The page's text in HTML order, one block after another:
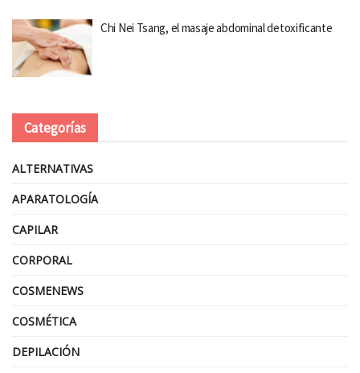
Chi Nei Tsang, el masaje abdominal detoxificante
Categorías
ALTERNATIVAS
APARATOLOGÍA
CAPILAR
CORPORAL
COSMENEWS
COSMÉTICA
DEPILACIÓN